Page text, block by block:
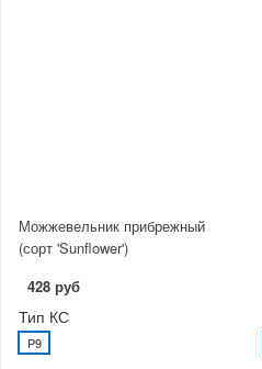
Можжевельник прибрежный
(сорт 'Sunflower')
428 руб
Тип КС
P9